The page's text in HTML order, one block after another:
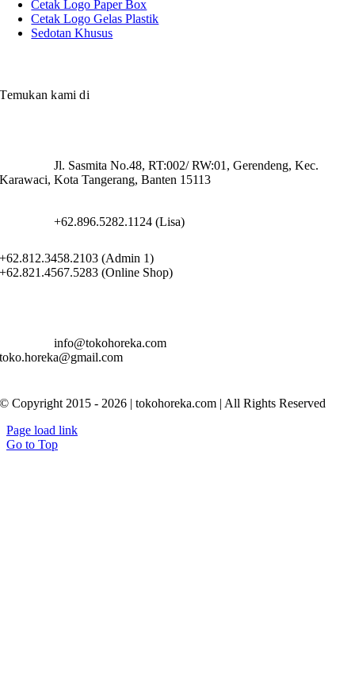
Cetak Logo Paper Box
Cetak Logo Gelas Plastik
Sedotan Khusus
Temukan kami di
Jl. Sasmita No.48, RT:002/ RW:01, Gerendeng, Kec.
Karawaci, Kota Tangerang, Banten 15113
+62.896.5282.1124 (Lisa)
+62.812.3458.2103 (Admin 1)
+62.821.4567.5283 (Online Shop)
info@tokohoreka.com
toko.horeka@gmail.com
© Copyright 2015 - 2026 | tokohoreka.com | All Rights Reserved
Page load link
Go to Top